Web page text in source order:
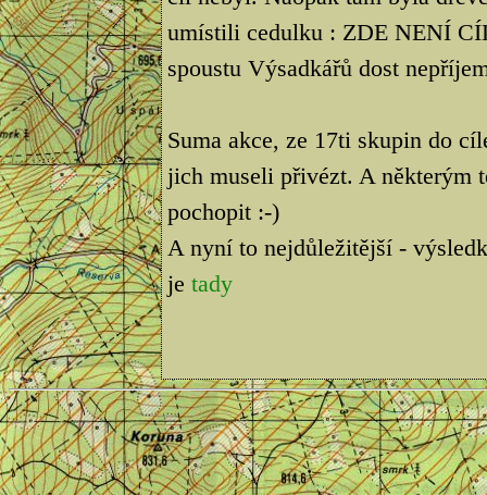
umístili cedulku : ZDE NENÍ
spoustu Výsadkářů dost
Suma akce, ze 17ti skupin do
jich museli přivézt. A některým
pochopit :-)
A nyní to nejdůležitější -
je tady